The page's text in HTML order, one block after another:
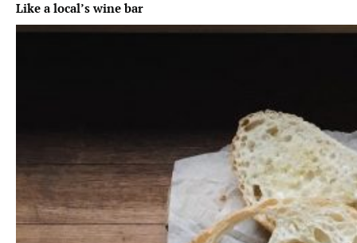
Like a local’s wine bar